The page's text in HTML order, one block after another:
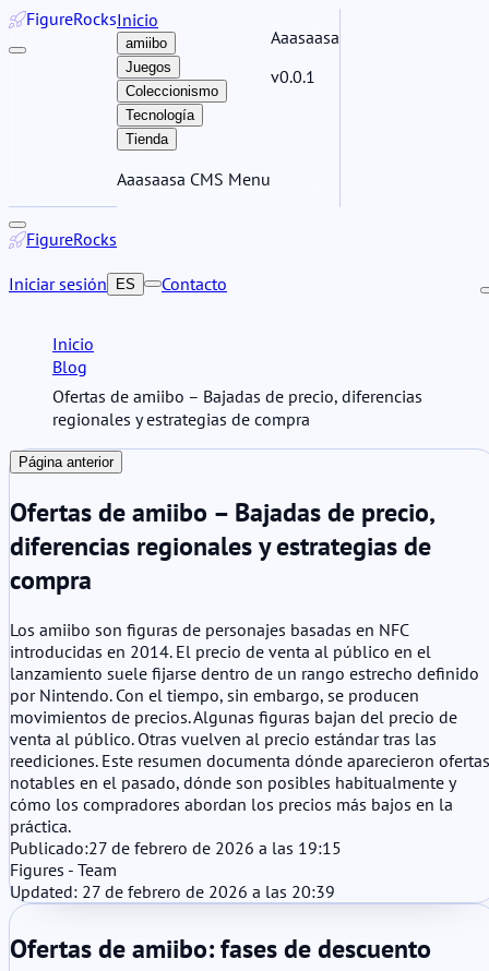
FigureRocksInicio
amiibo
Juegos
Coleccionismo
Tecnología
Tienda
Aaasaasa CMS Menu
Aaasaasa
v0.0.1
FigureRocks
Iniciar sesión ES Contacto
Inicio
Blog
Ofertas de amiibo – Bajadas de precio, diferencias
regionales y estrategias de compra
Página anterior
Ofertas de amiibo – Bajadas de precio,
diferencias regionales y estrategias de
compra
Los amiibo son figuras de personajes basadas en NFC
introducidas en 2014. El precio de venta al público en el
lanzamiento suele fijarse dentro de un rango estrecho definido
por Nintendo. Con el tiempo, sin embargo, se producen
movimientos de precios. Algunas figuras bajan del precio de
venta al público. Otras vuelven al precio estándar tras las
reediciones. Este resumen documenta dónde aparecieron ofertas
notables en el pasado, dónde son posibles habitualmente y
cómo los compradores abordan los precios más bajos en la
práctica.
Publicado:27 de febrero de 2026 a las 19:15
Figures - Team
Updated: 27 de febrero de 2026 a las 20:39
Ofertas de amiibo: fases de descuento